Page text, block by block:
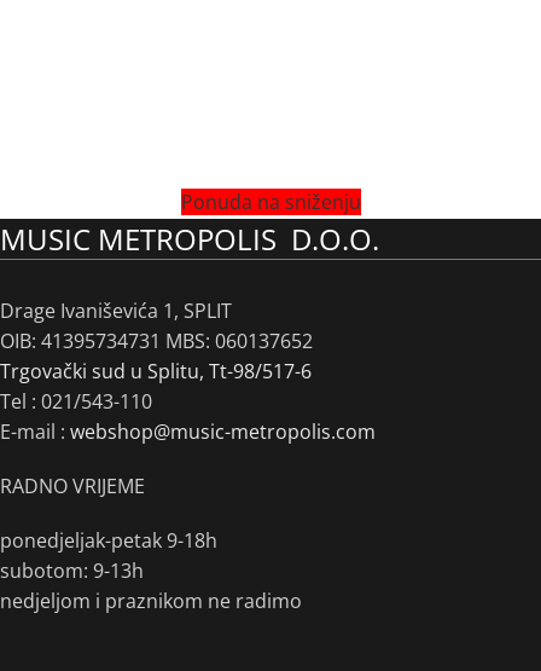
Ponuda na sniženju
MUSIC METROPOLIS D.O.O.
Drage Ivaniševića 1, SPLIT
OIB: 41395734731 MBS: 060137652
Trgovački sud u Splitu, Tt-98/517-6
Tel : 021/543-110
E-mail : webshop@music-metropolis.com
RADNO VRIJEME
ponedjeljak-petak 9-18h
subotom: 9-13h
nedjeljom i praznikom ne radimo